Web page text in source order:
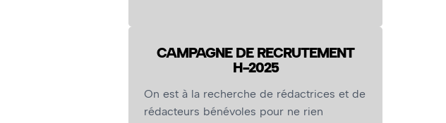
CAMPAGNE DE RECRUTEMENT
H-2025
On est à la recherche de rédactrices et de
rédacteurs bénévoles pour ne rien